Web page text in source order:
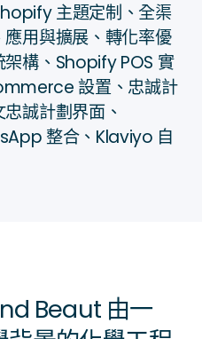
主題定制、全渠
用與擴展、轉化率優
構、Shopify POS 實
設置、忠誠計
誠計劃界面、
整合、Klaviyo 自
Beaut 由一